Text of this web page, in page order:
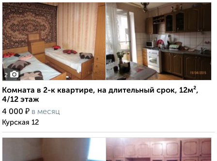
2
Комната в 2-к квартире, на длительный срок, 12м²,
4/12 этаж
4 000 ₽ в месяц
Курская 12